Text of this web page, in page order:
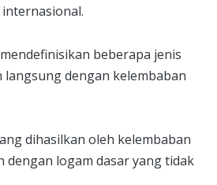
beberapa jenis
langsung dengan kelembaban
dihasilkan oleh kelembaban
dengan logam dasar yang tidak